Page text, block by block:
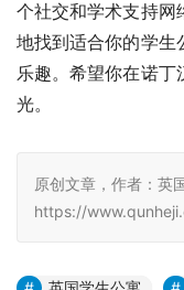
个社交和学术支持网
地找到适合你的学生
乐趣。希望你在诺
光。
原创文章，作者：英
https://